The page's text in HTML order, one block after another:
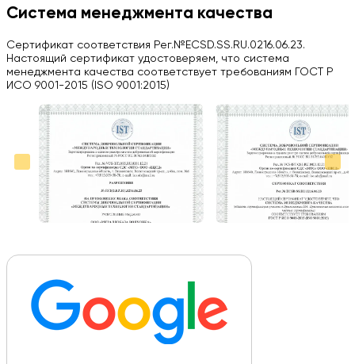
H
03.09.2024
Вся работа выполнена в срок. Всем рекомендую
Больше отзывов на Google Maps
Система менеджмента качества
Сертификат соответствия Рег.№ECSD.SS.RU.0216.06.23.
Настоящий сертификат удостоверяем, что система
менеджмента качества соответствует требованиям ГОСТ Р
ИСО 9001-2015 (ISO 9001:2015)